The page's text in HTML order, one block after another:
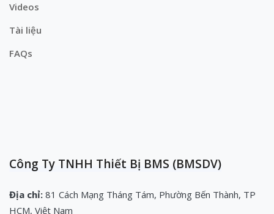
Videos
Tài liệu
FAQs
Công Ty TNHH Thiết Bị BMS (BMSDV)
Địa chỉ: 81 Cách Mạng Tháng Tám, Phường Bến Thành, TP
HCM, Việt Nam